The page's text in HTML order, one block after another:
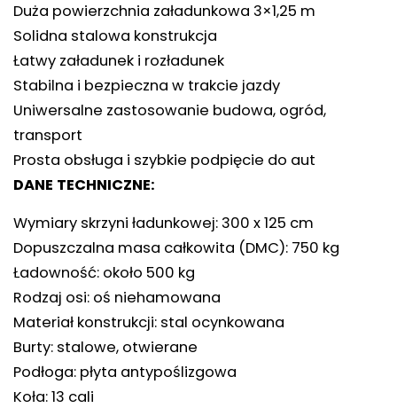
Duża powierzchnia załadunkowa 3×1,25 m
Solidna stalowa konstrukcja
Łatwy załadunek i rozładunek
Stabilna i bezpieczna w trakcie jazdy
Uniwersalne zastosowanie budowa, ogród,
transport
Prosta obsługa i szybkie podpięcie do aut
DANE TECHNICZNE:
Wymiary skrzyni ładunkowej: 300 x 125 cm
Dopuszczalna masa całkowita (DMC): 750 kg
Ładowność: około 500 kg
Rodzaj osi: oś niehamowana
Materiał konstrukcji: stal ocynkowana
Burty: stalowe, otwierane
Podłoga: płyta antypoślizgowa
Koła: 13 cali